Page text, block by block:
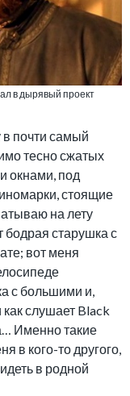
в дырявый проект
почти самый
тесно сжатых
окнами, под
стоящие
на лету
бодрая старушка с
вот меня
с большими и,
слушает Black
Именно такие
в кого-то другого,
в родной